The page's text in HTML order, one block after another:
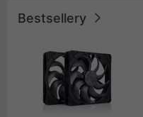
Bestsellery